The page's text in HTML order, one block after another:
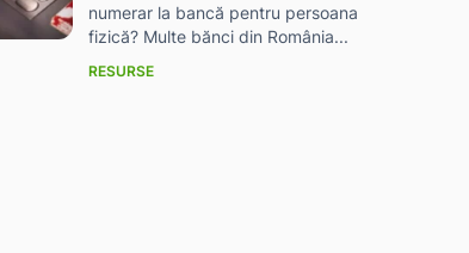
numerar la bancă pentru persoana
fizică? Multe bănci din România...
RESURSE